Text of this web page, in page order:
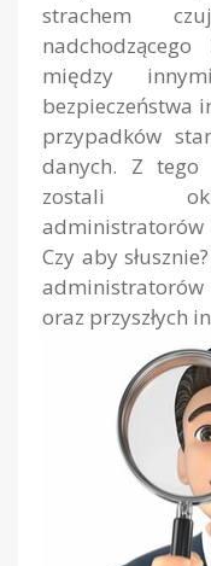
strachem
między
bezpieczeństwa
przypadków
danych. Z tego
zostali
Czy aby
oraz przyszłych